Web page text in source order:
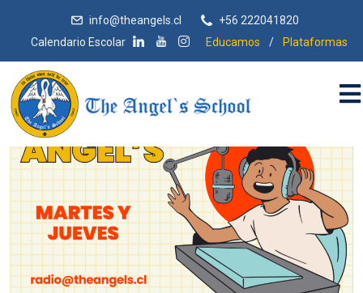
info@theangels.cl
+56 222041820
Calendario Escolar
Educamos / Plataformas